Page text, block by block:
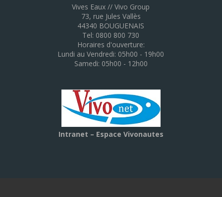
Vives Eaux // Vivo Group
73, rue Jules Vallès
44340 BOUGUENAIS
Tel: 0800 800 730
Horaires d'ouverture:
Lundi au Vendredi: 05h00 - 19h00
Samedi: 05h00 - 12h00
Intranet – Espace Vivonautes